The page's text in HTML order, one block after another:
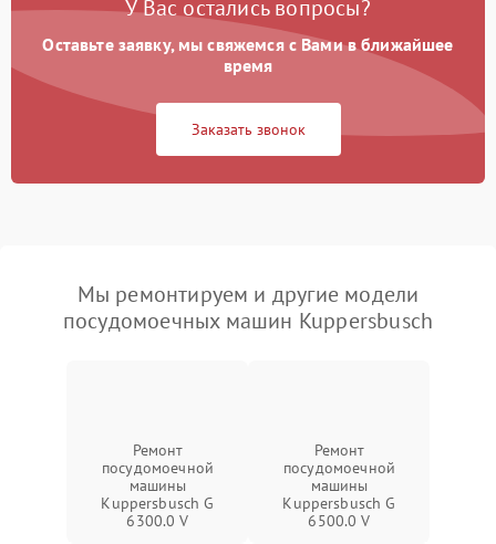
У Вас остались вопросы?
Оставьте заявку, мы свяжемся с Вами в ближайшее
время
Заказать звонок
Мы ремонтируем и другие модели
посудомоечных машин Kuppersbusch
Ремонт
посудомоечной
машины
Kuppersbusch G
6300.0 V
Ремонт
посудомоечной
машины
Kuppersbusch G
6500.0 V